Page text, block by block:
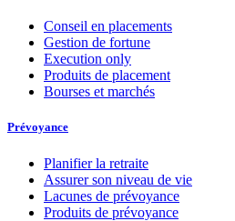
Conseil en placements
Gestion de fortune
Execution only
Produits de placement
Bourses et marchés
Prévoyance
Planifier la retraite
Assurer son niveau de vie
Lacunes de prévoyance
Produits de prévoyance